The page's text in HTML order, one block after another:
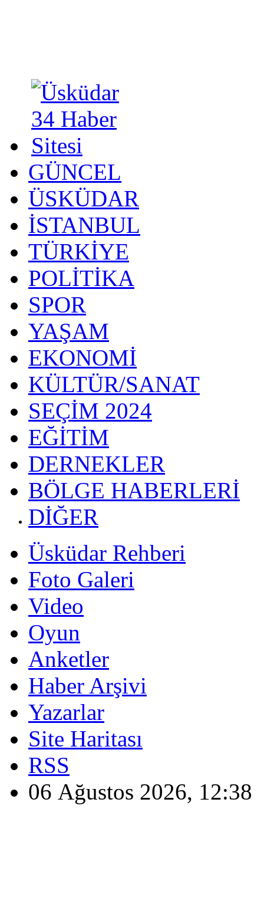
GÜNCEL
ÜSKÜDAR
İSTANBUL
TÜRKİYE
POLİTİKA
SPOR
YAŞAM
EKONOMİ
KÜLTÜR/SANAT
SEÇİM 2024
EĞİTİM
DERNEKLER
BÖLGE HABERLERİ
DİĞER
Üsküdar Rehberi
Foto Galeri
Video
Oyun
Anketler
Haber Arşivi
Yazarlar
Site Haritası
RSS
06 Ağustos 2026, 12:38